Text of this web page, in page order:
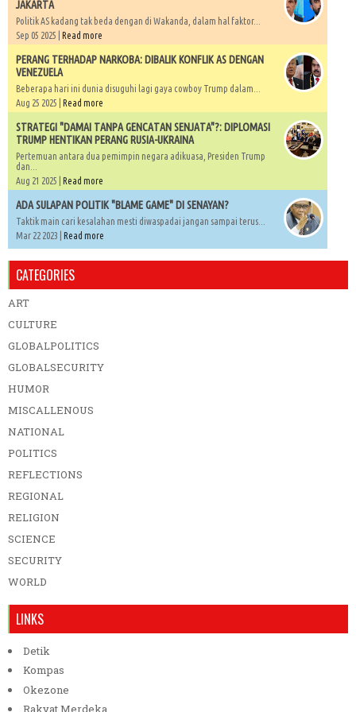
JAKARTA
Politik AS kadang tak beda dengan di Wakanda, dalam hal faktor...
Sep 05 2025 | Read more
PERANG TERHADAP NARKOBA: DIBALIK KONFLIK AS DENGAN
VENEZUELA
Beberapa hari ini dunia disuguhi lagi gaya cowboy Trump dalam...
Aug 25 2025 | Read more
STRATEGI "DAMAI TANPA GENCATAN SENJATA"?: DIPLOMASI
TRUMP HENTIKAN PERANG RUSIA-UKRAINA
Pertemuan antara dua pemimpin negara adikuasa, Presiden Trump
dan...
Aug 21 2025 | Read more
ADA SULAPAN POLITIK "BLAME GAME" DI SENAYAN?
Taktik main cari kesalahan mesti diwaspadai jangan sampai terus...
Mar 22 2023 | Read more
CATEGORIES
ART
CULTURE
GLOBALPOLITICS
GLOBALSECURITY
HUMOR
MISCALLENOUS
NATIONAL
POLITICS
REFLECTIONS
REGIONAL
RELIGION
SCIENCE
SECURITY
WORLD
LINKS
Detik
Kompas
Okezone
Rakyat Merdeka